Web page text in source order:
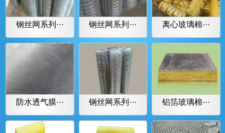
钢丝网系列··· 钢丝网系列··· 离心玻璃棉···
防水透气膜··· 钢丝网系列··· 铝箔玻璃棉···